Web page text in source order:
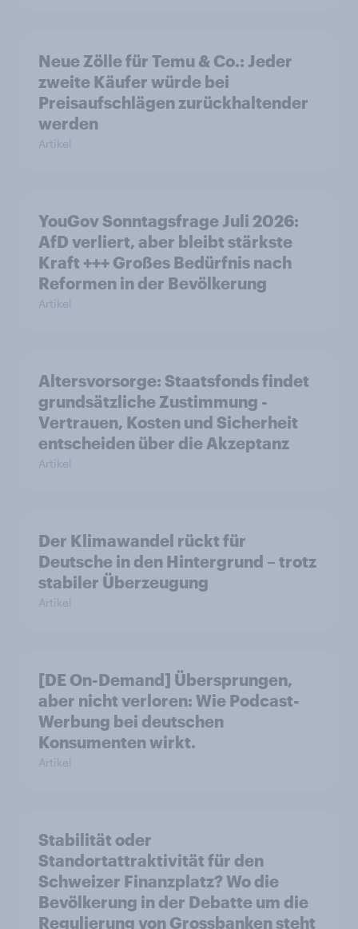
Neue Zölle für Temu & Co.: Jeder
zweite Käufer würde bei
Preisaufschlägen zurückhaltender
werden
Artikel
YouGov Sonntagsfrage Juli 2026:
AfD verliert, aber bleibt stärkste
Kraft +++ Großes Bedürfnis nach
Reformen in der Bevölkerung
Artikel
Altersvorsorge: Staatsfonds findet
grundsätzliche Zustimmung -
Vertrauen, Kosten und Sicherheit
entscheiden über die Akzeptanz
Artikel
Der Klimawandel rückt für
Deutsche in den Hintergrund – trotz
stabiler Überzeugung
Artikel
[DE On-Demand] Übersprungen,
aber nicht verloren: Wie Podcast-
Werbung bei deutschen
Konsumenten wirkt.
Artikel
Stabilität oder
Standortattraktivität für den
Schweizer Finanzplatz? Wo die
Bevölkerung in der Debatte um die
Regulierung von Grossbanken steht